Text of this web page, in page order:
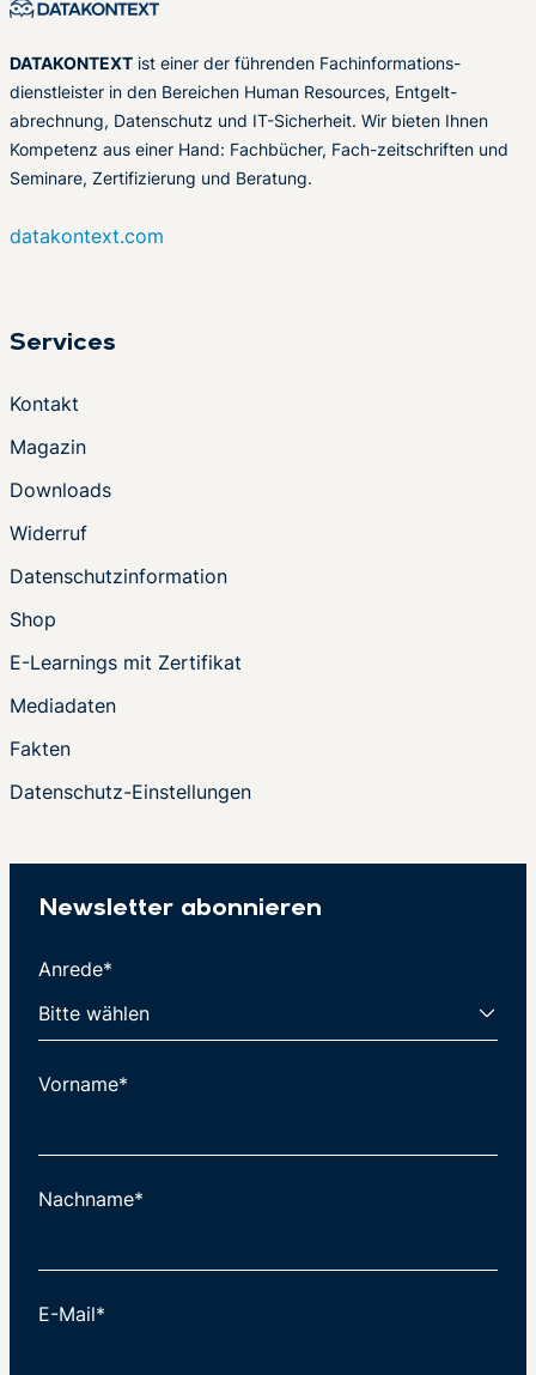
DATAKONTEXT ist einer der führenden Fachinformations-
dienstleister in den Bereichen Human Resources, Entgelt-
abrechnung, Datenschutz und IT-Sicherheit. Wir bieten Ihnen
Kompetenz aus einer Hand: Fachbücher, Fach-zeitschriften und
Seminare, Zertifizierung und Beratung.
datakontext.com
Services
Kontakt
Magazin
Downloads
Widerruf
Datenschutzinformation
Shop
E-Learnings mit Zertifikat
Mediadaten
Fakten
Datenschutz-Einstellungen
Newsletter abonnieren
Anrede*
Vorname*
Nachname*
E-Mail*